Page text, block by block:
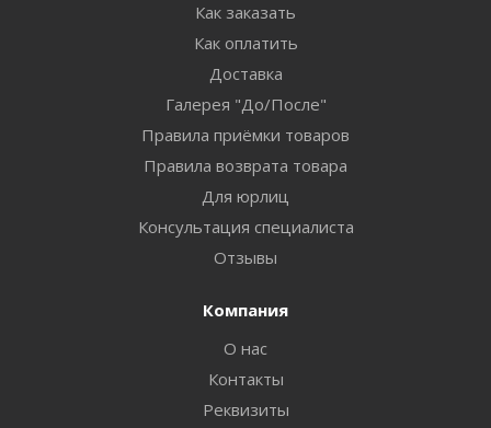
Как заказать
Как оплатить
Доставка
Галерея "До/После"
Правила приёмки товаров
Правила возврата товара
Для юрлиц
Консультация специалиста
Отзывы
Компания
О нас
Контакты
Реквизиты